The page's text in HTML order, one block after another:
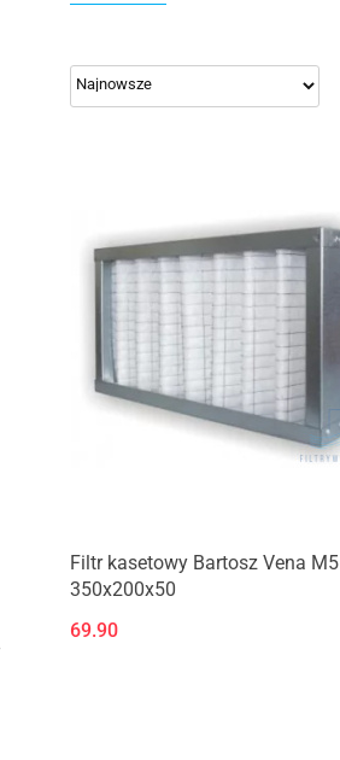
Produkt niedostępny
Filtr kasetowy Bartosz Vena M5
350x200x50
69.90